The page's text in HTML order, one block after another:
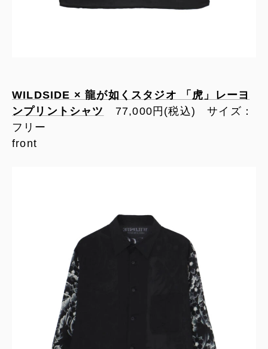
WILDSIDE × 龍が如くスタジオ 「虎」レーヨ
ンプリントシャツ
77,000円(税込) サイズ：
フリー
front